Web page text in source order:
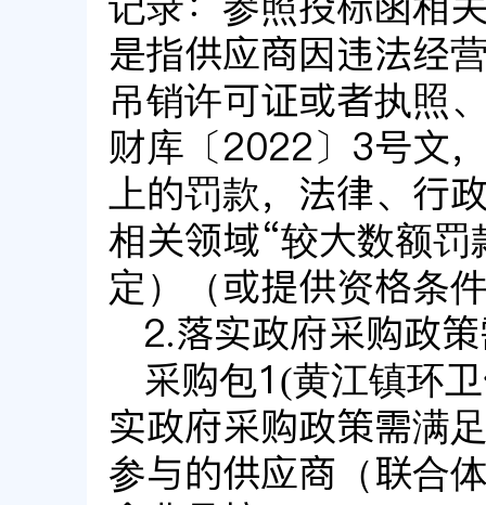
是指供应商因违法经
吊销许可证或者执照
财库〔2022〕3号文
上的罚款，法律、行
相关领域“较大数额
定）（或提供资格条
2.落实政府采购政
采购包1(黄江镇环
实政府采购政策需满
参与的供应商（联合